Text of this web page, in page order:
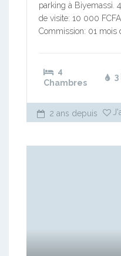
parking à Biyemassi.
de visite: 10 000
Commission: 01 mois
4
Chambres
3
2 ans depuis